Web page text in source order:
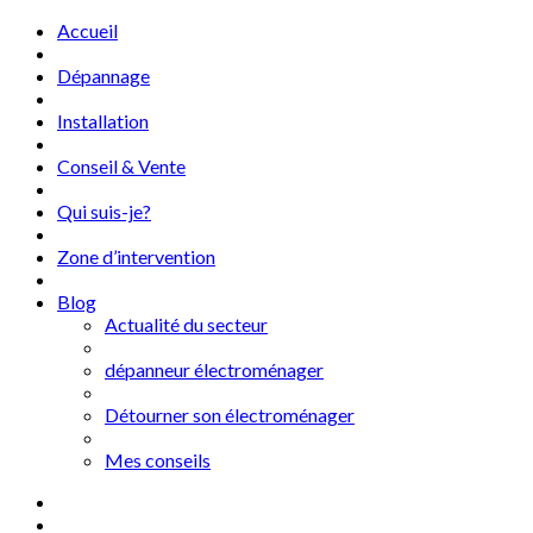
Accueil
Dépannage
Installation
Conseil & Vente
Qui suis-je?
Zone d’intervention
Blog
Actualité du secteur
dépanneur électroménager
Détourner son électroménager
Mes conseils